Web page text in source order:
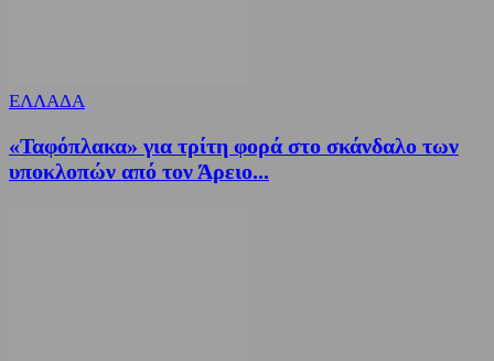
ΕΛΛΑΔΑ
«Ταφόπλακα» για τρίτη φορά στο σκάνδαλο των
υποκλοπών από τον Άρειο...